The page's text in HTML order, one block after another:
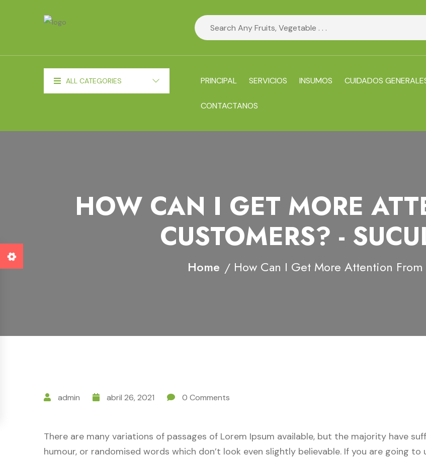
ALL CATEGORIES PRINCIPAL SERVICIOS INSUMOS CUIDADOS
CONTACTANOS
HOW CAN I GET MORE
CUSTOMERS? -
Home How Can I Get More Attention
admin abril 26, 2021 0 Comments
There are many variations of passages of Lorem Ipsum available, but the majority have
humour, or randomised words which don’t look even slightly believable. If you are going